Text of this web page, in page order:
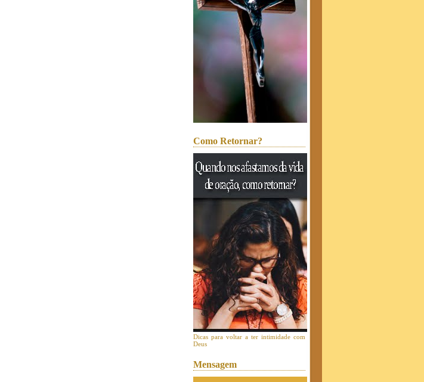
Como Retornar?
Dicas para voltar a ter intimidade com
Deus
Mensagem